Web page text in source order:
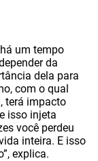
um tempo
da
dela para
com o qual
terá impacto
isso injeta
você perdeu
inteira. E isso
explica.